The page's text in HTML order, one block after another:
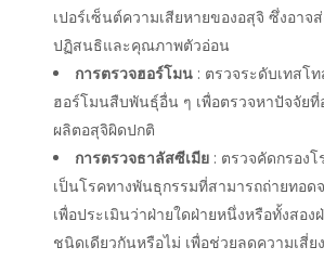
เปอร์เซ็นต์ความเสียหายของอสุจิ ซึ่งอาจ
ปฏิสนธิและคุณภาพตัวอ่อน
การตรวจฮอร์โมน : ตรวจระดับเทสโ
ฮอร์โมนสืบพันธุ์อื่น ๆ เพื่อตรวจหาปัจจัยที่
ผลิตอสุจิผิดปกติ
การตรวจธาลัสซีเมีย : ตรวจคัดกรอง
เป็นโรคทางพันธุกรรมที่สามารถถ่ายทอด
เพื่อประเมินว่าฝ่ายใดฝ่ายหนึ่งหรือทั้งสอง
ชนิดเดียวกันหรือไม่ เพื่อช่วยลดความเสี่ย